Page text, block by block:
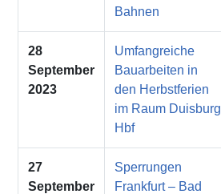
Bahnen
28
September
2023
Umfangreiche
Bauarbeiten in
den Herbstferien
im Raum Duisburg
Hbf
27
September
Sperrungen
Frankfurt – Bad